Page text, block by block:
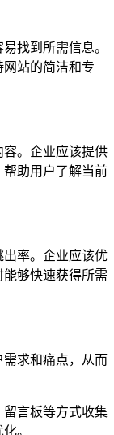
找到所需信息。
站的简洁和专
。企业应该提供
助用户了解当前
率。企业应该优
够快速获得所需
求和痛点，从而
言板等方式收集
。